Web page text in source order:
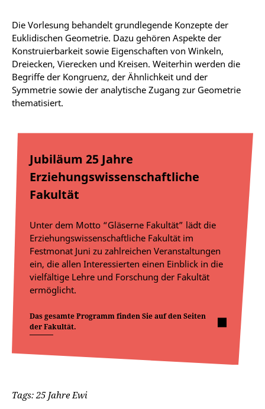
Die Vorlesung behandelt grundlegende Konzepte der
Euklidischen Geometrie. Dazu gehören Aspekte der
Konstruierbarkeit sowie Eigenschaften von Winkeln,
Dreiecken, Vierecken und Kreisen. Weiterhin werden die
Begriffe der Kongruenz, der Ähnlichkeit und der
Symmetrie sowie der analytische Zugang zur Geometrie
thematisiert.
Jubiläum 25 Jahre
Erziehungswissenschaftliche
Fakultät
Unter dem Motto “Gläserne Fakultät” lädt die
Erziehungswissenschaftliche Fakultät im
Festmonat Juni zu zahlreichen Veranstaltungen
ein, die allen Interessierten einen Einblick in die
vielfältige Lehre und Forschung der Fakultät
ermöglicht.
Das gesamte Programm finden Sie auf den Seiten
der Fakultät.
Tags: 25 Jahre Ewi